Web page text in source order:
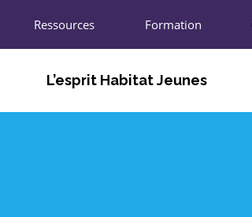
Ressources Formation
L’esprit Habitat Jeunes